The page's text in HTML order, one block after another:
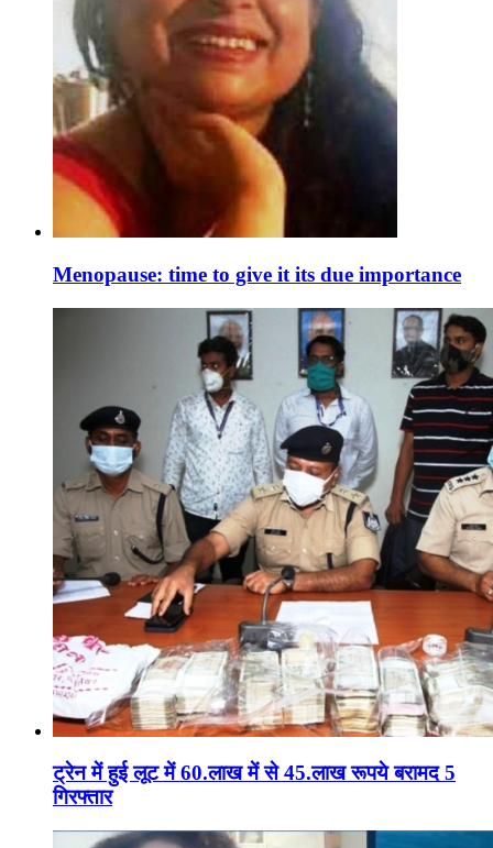
Menopause: time to give it its due importance
ट्रेन में हुई लूट में 60.लाख में से 45.लाख रूपये बरामद 5
गिरफ्तार